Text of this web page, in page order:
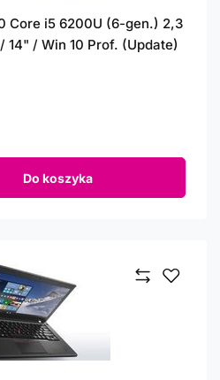
Core i5 6200U (6-gen.) 2,3
14" / Win 10 Prof. (Update)
Do koszyka